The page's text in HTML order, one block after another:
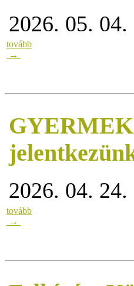
2026. 05. 04.
tovább
→
2026. 04. 24.
tovább
→